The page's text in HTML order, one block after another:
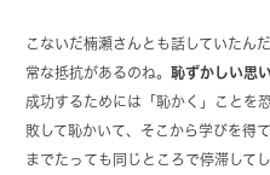
こないだ楠瀬さんとも話していたん
常な抵抗があるのね。
恥ずかしい思
成功するためには「恥かく」ことを
敗して恥かいて、そこから学びを得
までたっても同じところで停滞して